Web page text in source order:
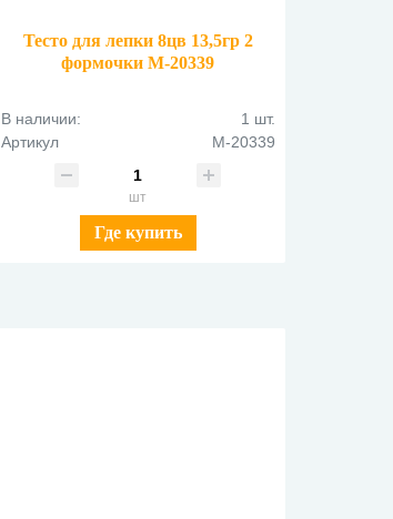
Тесто для лепки 8цв 13,5гр 2
формочки M-20339
В наличии:
1 шт.
Артикул
M-20339
шт
Где купить